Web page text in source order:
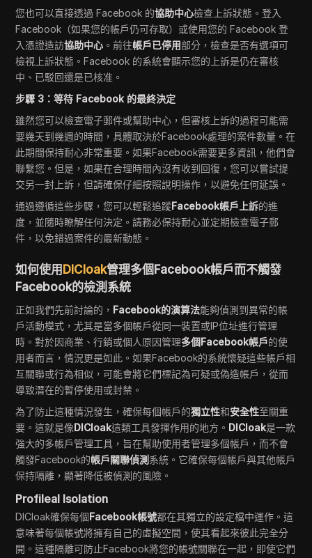
您也可以直接透過 Facebook 的協助中心檢查上訴狀態。登入
Facebook（如果您的帳戶仍可存取）或使用您的 Facebook 登
入憑證造訪協助中心 。前往帳戶已停用部分，檢查是否有選項可
檢視上訴狀態。Facebook 的系統會顯示您的上訴是仍在審核
中、已駁回還是已核准。
步驟 3：等待 Facebook 的最終決定
雖然您可以檢查電子郵件或幫助中心，但審核上訴的過程可能需
要幾天到幾週的時間，具體取決於Facebook處理的案件數量。在
此期間保持耐心非常重要。如果Facebook需要更多資訊，他們會
聯繫您。但是，如果在合理時間內沒有收到回復，您可以嘗試提
交另一封上訴，但請確保仔細按照說明操作，以避免任何延誤。
通過遵循這些步驟，您可以輕鬆追蹤Facebook帳戶上訴的進
度，並隨時瞭解任何決定。請務必保持耐心並定期檢查電子郵
件，以免錯過案件的最新動態。
如何使用 DICloak管理多個Facebook帳戶而不觸發
Facebook的檢測系統
正如我們先前討論的， Facebook的演算法能夠偵測到異常的帳
戶活動模式，尤其是當多個帳戶從同一裝置或IP位址進行管理
時。對於因商業、行銷或個人原因管理多個Facebook帳戶的使
用者而言，情況更是如此。如果Facebook的系統懷疑這些帳戶相
互關聯或行為相似，可能會將它們標記為可疑或偽造帳戶，從而
導致潛在的暫停使用或封禁。
為了防止這種情況發生，確保每個帳戶的獨立性和安全性至關重
要。這就是像DICloak這類工具發揮作用的地方。 DICloak是一款
強大的多帳戶管理工具，旨在幫助使用者管理多個帳戶，而不會
觸發Facebook的帳戶關聯偵測 系統。它確保每個帳戶與其他帳戶
保持隔離，顯著降低被偵測的風險。
Profileal Isolation
DICloak確保每個Facebook帳號都在其獨立的設定檔中運作。這
意味著每個帳號將擁有自己的虛擬空間，使其看起來彼此完全分
開。這種隔離可防止Facebook將您的帳號關聯在一起，即使它們